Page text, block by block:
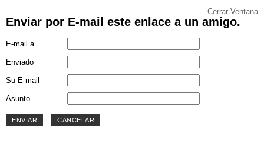
Enviar por E-mail este enlace a un amigo.
Cerrar Ventana
E-mail a
Enviado
Su E-mail
Asunto
ENVIAR CANCELAR